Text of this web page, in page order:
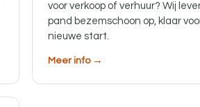
voor verkoop of verhuur? Wij
pand bezemschoon op, klaar
nieuwe start.
Meer info →